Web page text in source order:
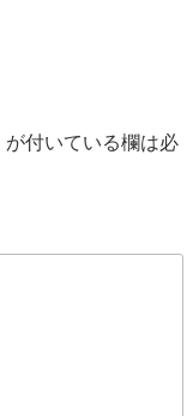
が付いている欄は必